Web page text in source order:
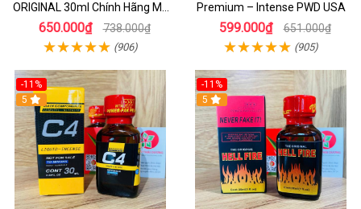
ORIGINAL 30ml Chính Hãng Mỹ
PWD - Tăng Khoái Cảm Mạnh
650.000₫ 738.000₫
(906)
Premium – Intense PWD USA
599.000₫ 651.000₫
(905)
-11%
5
-11%
5